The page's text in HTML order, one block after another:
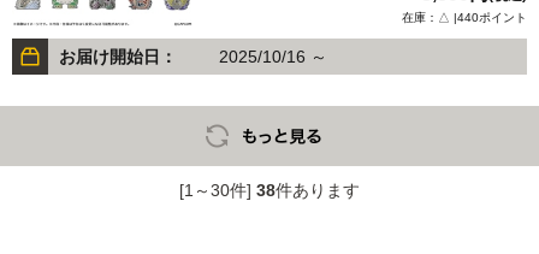
在庫：△ |440ポイント
お届け開始日： 2025/10/16 ～
[1～30件] 38件あります